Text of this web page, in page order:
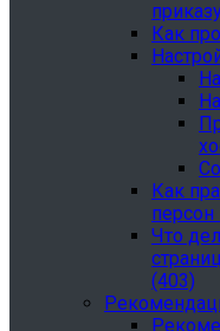
Как
Как
персон
Что
(403)